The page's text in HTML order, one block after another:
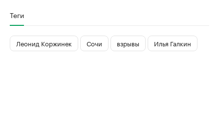
Теги
Леонид Коржинек Сочи взрывы Илья Галкин